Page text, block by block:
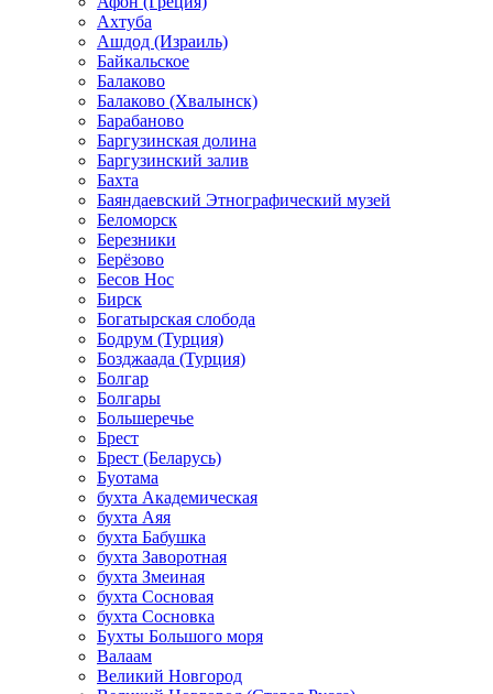
Ахтуба
Ашдод (Израиль)
Байкальское
Балаково
Балаково (Хвалынск)
Барабаново
Баргузинская долина
Баргузинский залив
Бахта
Баяндаевский Этнографический музей
Беломорск
Березники
Берёзово
Бесов Нос
Бирск
Богатырская слобода
Бодрум (Турция)
Бозджаада (Турция)
Болгар
Болгары
Большеречье
Брест
Брест (Беларусь)
Буотама
бухта Академическая
бухта Аяя
бухта Бабушка
бухта Заворотная
бухта Змеиная
бухта Сосновая
бухта Сосновка
Бухты Большого моря
Валаам
Великий Новгород